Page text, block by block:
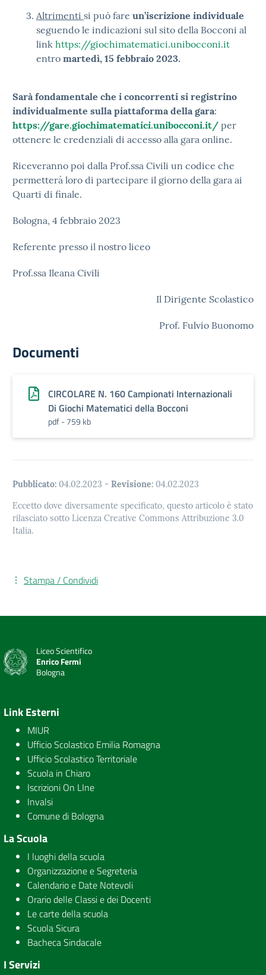
Altrimenti si può fare un’iscrizione individuale
seguendo le indicazioni sul sito della Bocconi al
link https://giochimatematici.unibocconi.it
entro martedì, 15 febbraio 2023.
Sarà fondamentale che i concorrenti si registrino
individualmente sulla piattaforma della gara:
https://gare.giochimatematici.unibocconi.it/ per
ottenere le credenziali di accesso alla gara online.
Riceveranno poi dalla Prof.ssa Civili un codice che
permetterà loro di partecipare il giorno della gara ai
Quarti di finale.
Bologna, 4 febbraio 2023
Referente presso il nostro liceo
Prof.ssa Ileana Civili
Il Dirigente Scolastico
Prof. Fulvio Buonomo
Documenti
CIRCOLARE N. 160 Campionati Internazionali
Di Giochi Matematici della Bocconi
pdf - 759 kb
Pubblicato: 04.02.2023 - Revisione: 04.02.2023
Eccetto dove diversamente specificato, questo articolo è stato
rilasciato sotto Licenza Creative Commons Attribuzione 3.0
Italia.
Stampa / Condividi
Liceo Scientifico
Enrico Fermi
Bologna
Link Esterni
MIUR
Ufficio Scolastico Emilia Romagna
Ufficio Scolastico Territoriale
Scuola in Chiaro
Iscrizioni On LIne
Invalsi
Comune di Bologna
La Scuola
I luoghi della scuola
Organizzazione e Segreteria
Calendario e Date Notevoli
Orario delle Classi e dei Docenti
Le carte della scuola
Scuola Sicura
Bacheca Sindacale
I Servizi